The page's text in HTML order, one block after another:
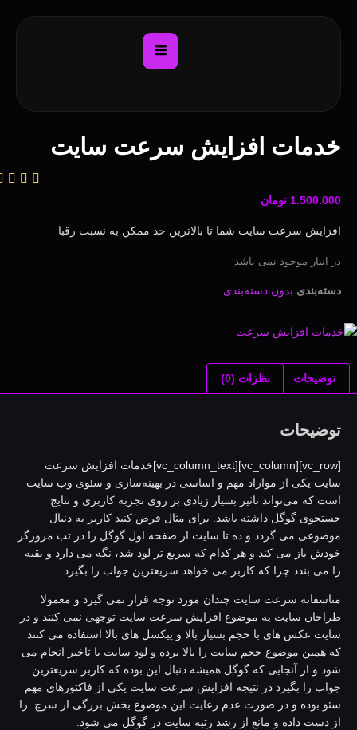
افزایش سرعت سایت
تومان
سرعت سایت شما تا بالاترین حد ممکن به نسبت رقبا
انبار موجود نمی باشد
بدون دسته‌بندی
توضیحات نظرات (0)
[vc_row][vc_column][vc_column_text]خدمات افزایش سرعت
یکی از مواراد مهم و اساسی در بهینه‌سازی و سئوی وب سایت
که می‌تواند تاثیر بسیار زیادی بر روی تجربه کاربری و نتایج
گوگل داشته باشد. برای مثال فرض کنید کاربر به دنبال
می گردد و ده تا سایت از صفحه اول گوگل را در تب مرورگر
باز می کند و هر کدام که سریع تر لود شد، نگه می دارد و بقیه
می بندد چرا که کاربر می خواهد سریعترین جواب را بگیرد.
سرعت سایت چندان مورد توجه قرار نمی گیرد و معمولا
سایت به موضوع افزایش سرعت سایت توجهی نمی کنند و در
عکس های با حجم بسیار بالا و پیکسل های بالا استفاده می کنند
همین موضوع حجم سایت را بالا برده و لود سایت با تاخیر انجام می
و از آنجایی که گوگل همیشه دنبال این بوده که کاربر سریعترین
را بگیرد در نتیجه افزایش سرعت سایت یکی از فاکتورهای مهم
بوده و در صورت عدم رعایت این موضوع بخش بزرگی از سرچ را
دست داده و مانع از رشد رتبه سایت در گوگل می شود.